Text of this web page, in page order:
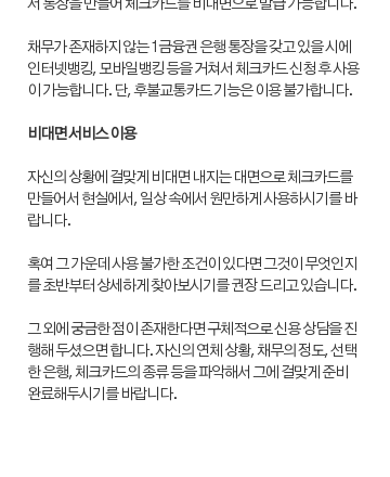
서 통장을 만들어 체크카드를 비대면으로 발급 가능합니다.
채무가 존재하지 않는 1금융권 은행 통장을 갖고 있을 시에
인터넷뱅킹, 모바일뱅킹 등을 거쳐서 체크카드 신청 후 사용
이 가능합니다. 단, 후불교통카드 기능은 이용 불가합니다.
비대면 서비스 이용
자신의 상황에 걸맞게 비대면 내지는 대면으로 체크카드를
만들어서 현실에서, 일상 속에서 원만하게 사용하시기를 바
랍니다.
혹여 그 가운데 사용 불가한 조건이 있다면 그것이 무엇인지
를 초반부터 상세하게 찾아보시기를 권장 드리고 있습니다.
그 외에 궁금한 점이 존재한다면 구체적으로 신용 상담을 진
행해 두셨으면 합니다. 자신의 연체 상황, 채무의 정도, 선택
한 은행, 체크카드의 종류 등을 파악해서 그에 걸맞게 준비
완료해두시기를 바랍니다.